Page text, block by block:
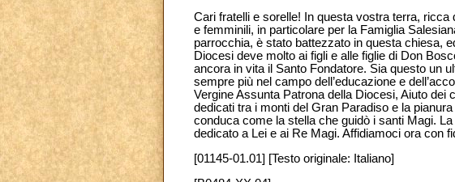
Cari fratelli e sorelle! In questa vostra terra,
e femminili, in particolare per la Famiglia
parrocchia, è stato battezzato in questa chiesa,
Diocesi deve molto ai figli e alle figlie di Don
ancora in vita il Santo Fondatore. Sia questo un
sempre più nel campo dell’educazione e
Vergine Assunta Patrona della Diocesi, Aiuto
dedicati tra i monti del Gran Paradiso e la
conduca come la stella che guidò i santi Magi.
dedicato a Lei e ai Re Magi. Affidiamoci ora con
[01145-01.01] [Testo originale: Italiano]